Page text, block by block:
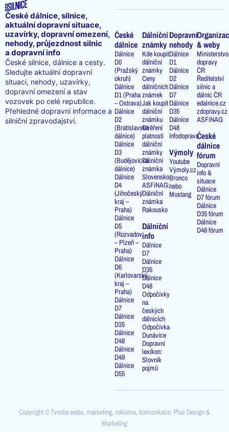
České dálnice, silnice,
aktuální dopravní situace,
uzavírky, dopravní omezení,
nehody, průjezdnost silnic
a dopravní info
České silnice, dálnice a cesty.
Sledujte aktuální dopravní
situaci, nehody, uzavírky,
dopravní omezení a stav
vozovek po celé republice.
Přehledné dopravní informace a
silniční zpravodajství.
České
dálnice
Dálnice
D0
(Pražský
okruh)
Dálnice
D1 (Praha
– Ostrava)
Dálnice
D2
(Bratislavská
dálnice)
Dálnice
D3
(Budějovická
dálnice)
Dálnice
D4
(Jihočeský
kraj –
Praha)
Dálnice
D5
(Rozvadov
– Plzeň –
Praha)
Dálnice
D6
(Karlovarský
kraj –
Praha)
Dálnice
D7
Dálnice
D35
Dálnice
D48
Dálnice
D49
Dálnice
D55
Dálniční
známky
Kde koupit
dálniční
známky
Ceny
dálničních
známek
Jak koupit
dálniční
známku
Ověření
platnosti
dálniční
známky
Dálniční
známka
Slovensko
ASFiNAG:
Dálniční
známka
Rakousko
Dálniční
info
Dálnice
D7
Dálnice
D35
Dálnice
D48
Odpočívky
na
českých
dálnicích
Odpočívka
Dunávice
Dopravní
lexikon:
Slovník
pojmů
Dopravní
nehody
Dálnice
D1
Dálnice
D2
Dálnice
D7
Dálnice
D35
Dálnice
D48
Infodoprava
Výmoly
Youtube
Výmoly.cz
Bronco
nebo
Mustang
& weby
Ministerstvo
dopravy
ČR
Ředitelství
silnic a
dálnic ČR
edalnice.cz
zdopravy.cz
ASFiNAG
České
dálnice
fórum
Dopravní
info &
situace
Dálnice
D7 fórum
Dálnice
D35 fórum
Dálnice
D48 fórum
Copyright © Tvorba webu, marketing, reklama, komunikace: Plus Design &
Marketing